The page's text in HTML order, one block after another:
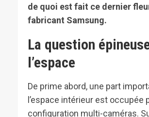
de quoi est fait ce dernier
fabricant Samsung.
La question
l’espace
De prime abord, une part
l’espace intérieur est occupée
configuration multi-caméras.